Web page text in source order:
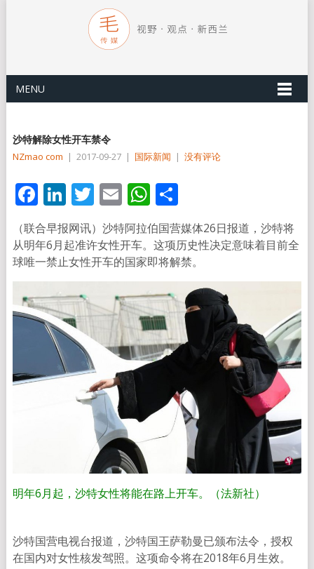
MENU
沙特解除女性开车禁令
NZmao com | 2017-09-27 | 国际新闻 | 没有评论
Facebook
LinkedIn
Twitter
EmailWhatsApp
分
享
（联合早报网讯）沙特阿拉伯国营媒体26日报道，沙特将
从明年6月起准许女性开车。这项历史性决定意味着目前全
球唯一禁止女性开车的国家即将解禁。
明年6月起，沙特女性将能在路上开车。（法新社）
沙特国营电视台报道，沙特国王萨勒曼已颁布法令，授权
在国内对女性核发驾照。这项命令将在2018年6月生效。